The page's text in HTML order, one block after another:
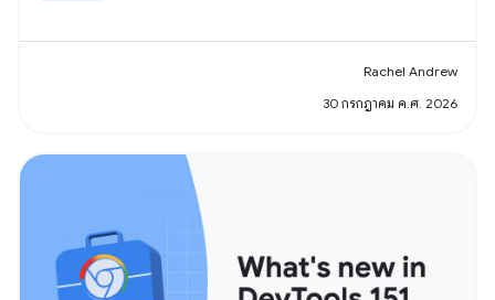
Rachel Andrew
30 กรกฎาคม ค.ศ. 2026